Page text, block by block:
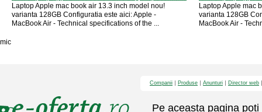
Laptop Apple mac book air 13.3 inch model nou!
varianta 128GB Configuratia este aici: Apple -
MacBook Air - Technical specifications of the ...
Laptop Apple mac
varianta 128GB
MacBook Air -
mic
Companii Produse Anunturi Director web
Pe aceasta pagina poti